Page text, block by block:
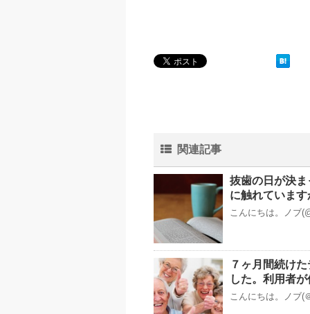
関連記事
抜歯の日が決
に触れていま
こんにちは。ノブ
７ヶ月間続け
した。利用者
こんにちは。ノブ(